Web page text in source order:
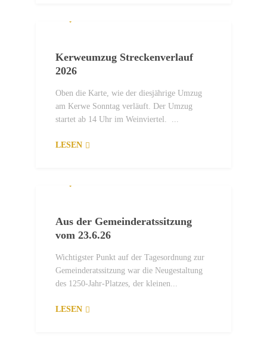
Kerweumzug Streckenverlauf
2026
Oben die Karte, wie der diesjährige Umzug
am Kerwe Sonntag verläuft. Der Umzug
startet ab 14 Uhr im Weinviertel. ...
LESEN
Aus der Gemeinderatssitzung
vom 23.6.26
Wichtigster Punkt auf der Tagesordnung zur
Gemeinderatssitzung war die Neugestaltung
des 1250-Jahr-Platzes, der kleinen...
LESEN